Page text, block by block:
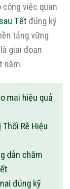
việc quan
Tết đúng kỹ
tảng vững
giai đoạn
năm.
mai hiệu quả
Rễ Hiệu
dẫn chăm
đúng kỹ